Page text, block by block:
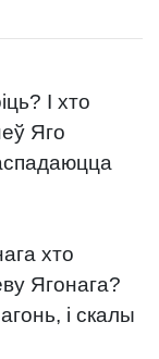
І хто
Яго
хто
Ягонага?
і скалы